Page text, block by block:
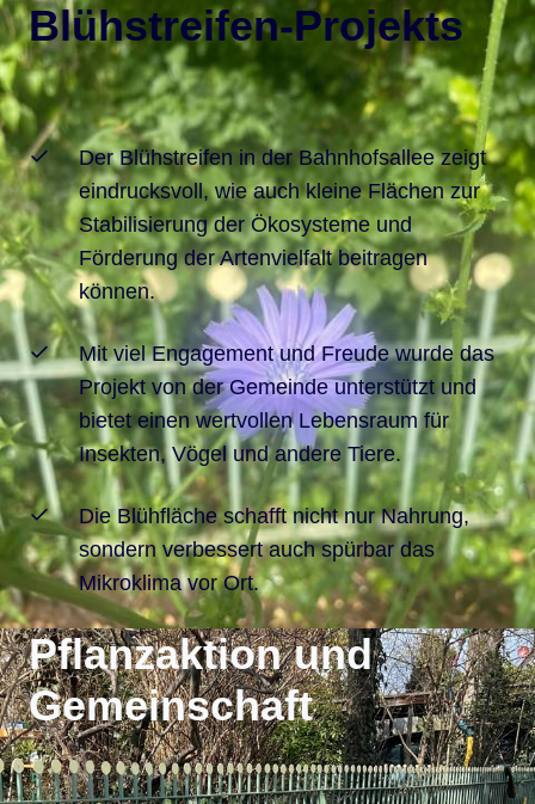
Blühstreifen-Projekts
Der Blühstreifen in der Bahnhofsallee zeigt
eindrucksvoll, wie auch kleine Flächen zur
Stabilisierung der Ökosysteme und
Förderung der Artenvielfalt beitragen
können.
Mit viel Engagement und Freude wurde das
Projekt von der Gemeinde unterstützt und
bietet einen wertvollen Lebensraum für
Insekten, Vögel und andere Tiere.
Die Blühfläche schafft nicht nur Nahrung,
sondern verbessert auch spürbar das
Mikroklima vor Ort.
Pflanzaktion und
Gemeinschaft